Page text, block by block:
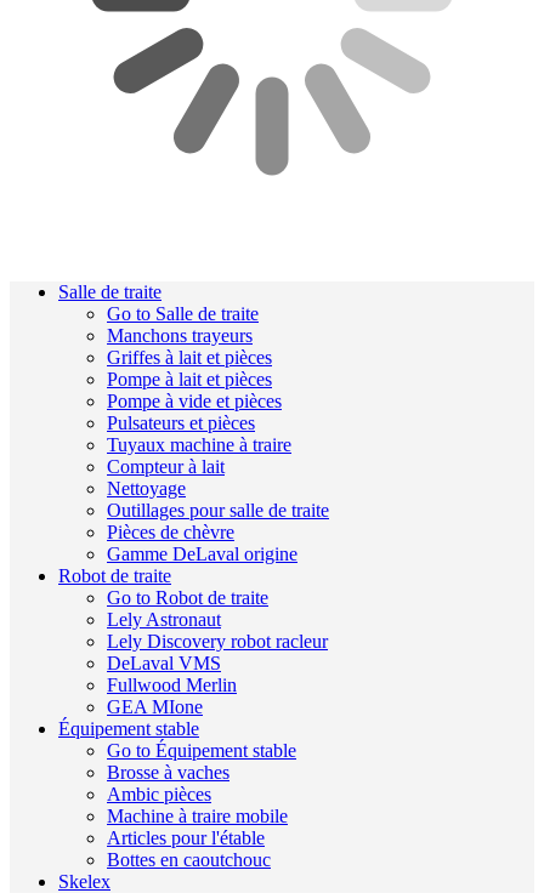
Salle de traite
Go to Salle de traite
Manchons trayeurs
Griffes à lait et pièces
Pompe à lait et pièces
Pompe à vide et pièces
Pulsateurs et pièces
Tuyaux machine à traire
Compteur à lait
Nettoyage
Outillages pour salle de traite
Pièces de chèvre
Gamme DeLaval origine
Robot de traite
Go to Robot de traite
Lely Astronaut
Lely Discovery robot racleur
DeLaval VMS
Fullwood Merlin
GEA MIone
Équipement stable
Go to Équipement stable
Brosse à vaches
Ambic pièces
Machine à traire mobile
Articles pour l'étable
Bottes en caoutchouc
Skelex